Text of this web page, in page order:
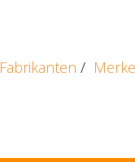
Fabrikanten /